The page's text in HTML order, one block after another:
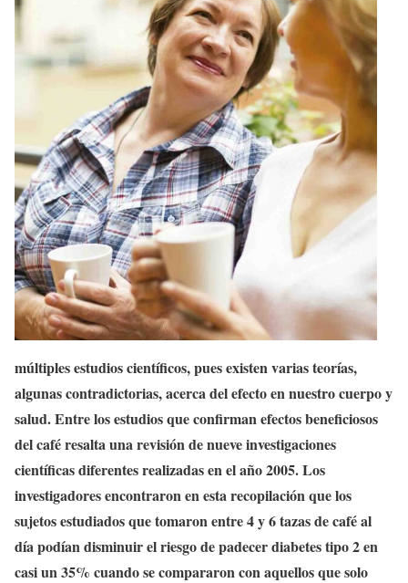
múltiples estudios científicos, pues existen varias teorías,
algunas contradictorias, acerca del efecto en nuestro cuerpo y
salud. Entre los estudios que confirman efectos beneficiosos
del café resalta una revisión de nueve investigaciones
científicas diferentes realizadas en el año 2005. Los
investigadores encontraron en esta recopilación que los
sujetos estudiados que tomaron entre 4 y 6 tazas de café al
día podían disminuir el riesgo de padecer diabetes tipo 2 en
casi un 35% cuando se compararon con aquellos que solo